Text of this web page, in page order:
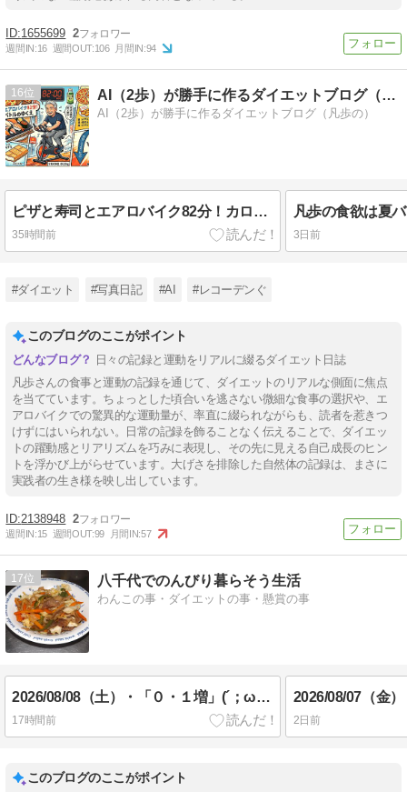
1655699 2
週間IN:16 週間OUT:106 月間IN:94
16 AI（2歩）が勝手に作るダイエットブログ（凡歩の）
AI（2歩）が勝手に作るダイエットブログ（凡歩の）
ピザと寿司とエアロバイク82分！カロリー爆走バトルのゆくえ
35時間前 3日前
#ダイエット #写真日記 #AI #レコーデンぐ
このブログのここがポイント
日々の記録と運動をリアルに綴るダイエット日誌
凡歩さんの食事と運動の記録を通じて、ダイエットのリアルな側面に焦点
を当てています。ちょっとした頃合いを逃さない微細な食事の選択や、エ
アロバイクでの驚異的な運動量が、率直に綴られながらも、読者を惹きつ
けずにはいられない。日常の記録を飾ることなく伝えることで、ダイエッ
トの躍動感とリアリズムを巧みに表現し、その先に見える自己成長のヒン
トを浮かび上がらせています。大げさを排除した自然体の記録は、まさに
実践者の生き様を映し出しています。
2138948 2
週間IN:15 週間OUT:99 月間IN:57
17 八千代でのんびり暮らそう生活
わんこの事・ダイエットの事・懸賞の事
2026/08/08（土）・「０・１増」(´；ω；`)ｳｩｩ／本日ママの通院日／昨夕食_(_^_)_
17時間前 2日前
このブログのここがポイント